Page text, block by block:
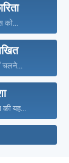
को...
चलने...
की यह...